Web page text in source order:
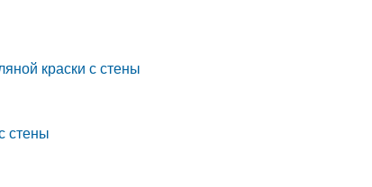
краски с стены
стены